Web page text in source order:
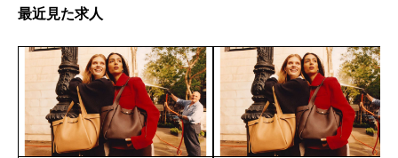
最近見た求人